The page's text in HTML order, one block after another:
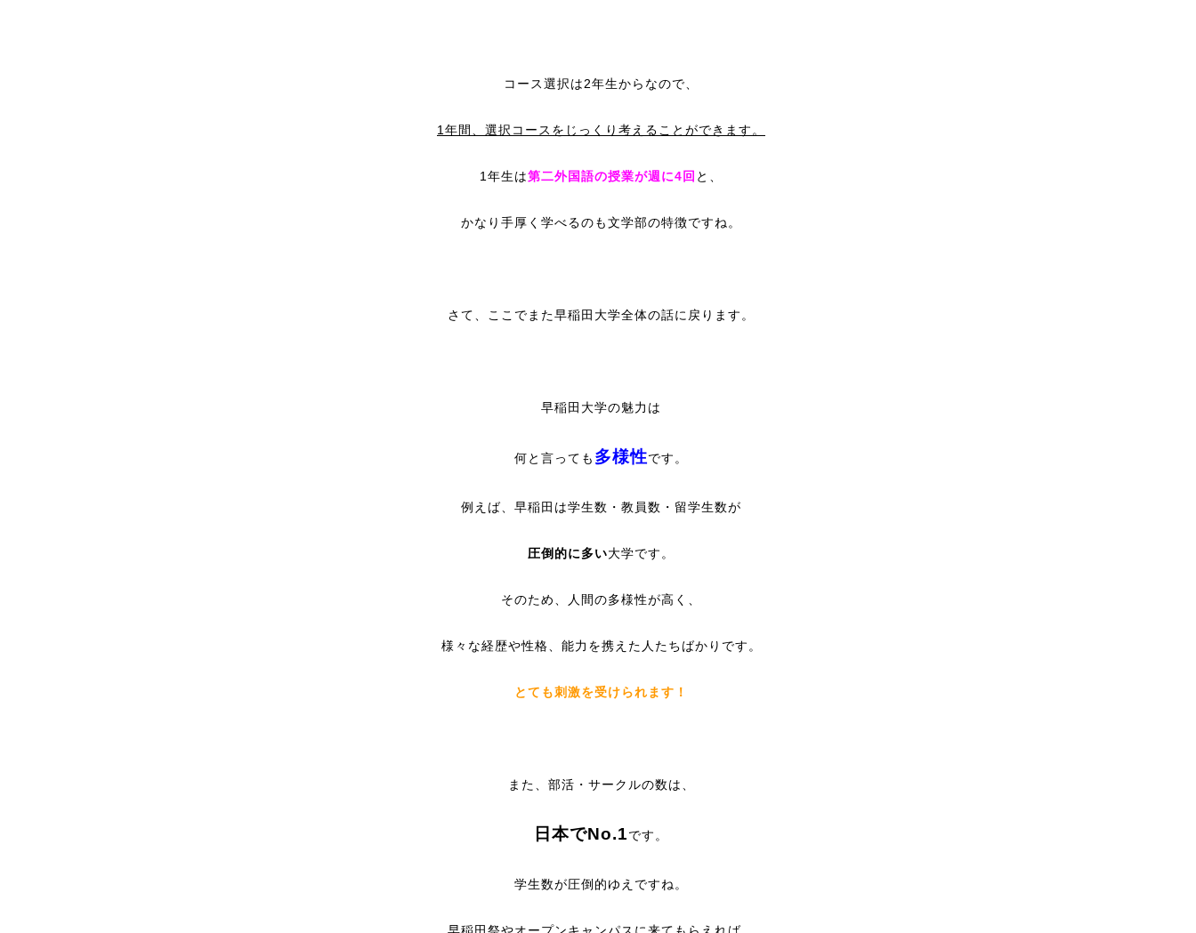
コース選択は2年生からなので、
1年間、選択コースをじっくり考えることができます。
1年生は第二外国語の授業が週に4回 と、
かなり手厚く学べるのも文学部の特徴ですね。
さて、ここでまた早稲田大学全体の話に戻ります。
早稲田大学の魅力は
何と言っても 多様性です。
例えば、早稲田は学生数・教員数・留学生数が
圧倒的に多い大学です。
そのため、人間の多様性が高く、
様々な経歴や性格、能力を携えた人たちばかりです。
とても刺激を受けられます！
また、部活・サークルの数は、
日本でNo.1です。
学生数が圧倒的ゆえですね。